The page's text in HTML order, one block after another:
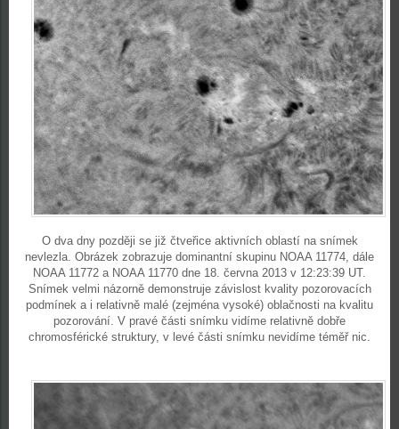
O dva dny později se již čtveřice aktivních oblastí na snímek
nevlezla. Obrázek zobrazuje dominantní skupinu NOAA 11774, dále
NOAA 11772 a NOAA 11770 dne 18. června 2013 v 12:23:39 UT.
Snímek velmi názorně demonstruje závislost kvality pozorovacích
podmínek a i relativně malé (zejména vysoké) oblačnosti na kvalitu
pozorování. V pravé části snímku vidíme relativně dobře
chromosférické struktury, v levé části snímku nevidíme téměř nic.